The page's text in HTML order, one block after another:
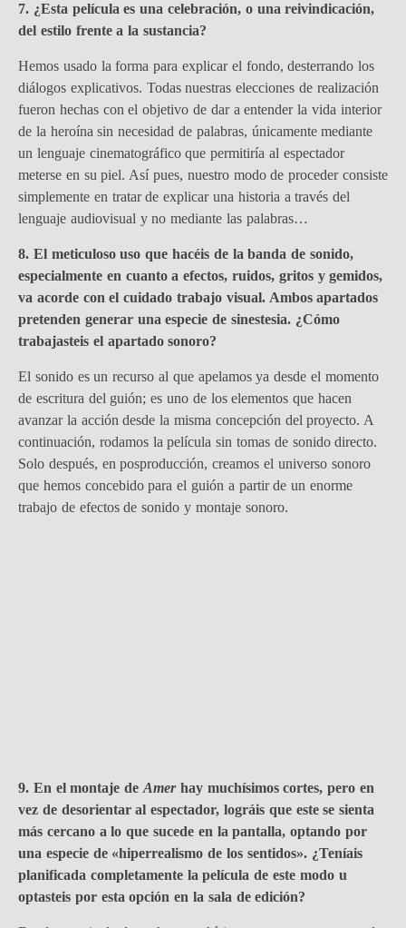
7. ¿Esta película es una celebración, o una reivindicación,
del estilo frente a la sustancia?
Hemos usado la forma para explicar el fondo, desterrando los
diálogos explicativos. Todas nuestras elecciones de realización
fueron hechas con el objetivo de dar a entender la vida interior
de la heroína sin necesidad de palabras, únicamente mediante
un lenguaje cinematográfico que permitiría al espectador
meterse en su piel. Así pues, nuestro modo de proceder consiste
simplemente en tratar de explicar una historia a través del
lenguaje audiovisual y no mediante las palabras…
8. El meticuloso uso que hacéis de la banda de sonido,
especialmente en cuanto a efectos, ruidos, gritos y gemidos,
va acorde con el cuidado trabajo visual. Ambos apartados
pretenden generar una especie de sinestesia. ¿Cómo
trabajasteis el apartado sonoro?
El sonido es un recurso al que apelamos ya desde el momento
de escritura del guión; es uno de los elementos que hacen
avanzar la acción desde la misma concepción del proyecto. A
continuación, rodamos la película sin tomas de sonido directo.
Solo después, en posproducción, creamos el universo sonoro
que hemos concebido para el guión a partir de un enorme
trabajo de efectos de sonido y montaje sonoro.
9. En el montaje de Amerhay muchísimos cortes, pero en
vez de desorientar al espectador, lográis que este se sienta
más cercano a lo que sucede en la pantalla, optando por
una especie de «hiperrealismo de los sentidos». ¿Teníais
planificada completamente la película de este modo u
optasteis por esta opción en la sala de edición?